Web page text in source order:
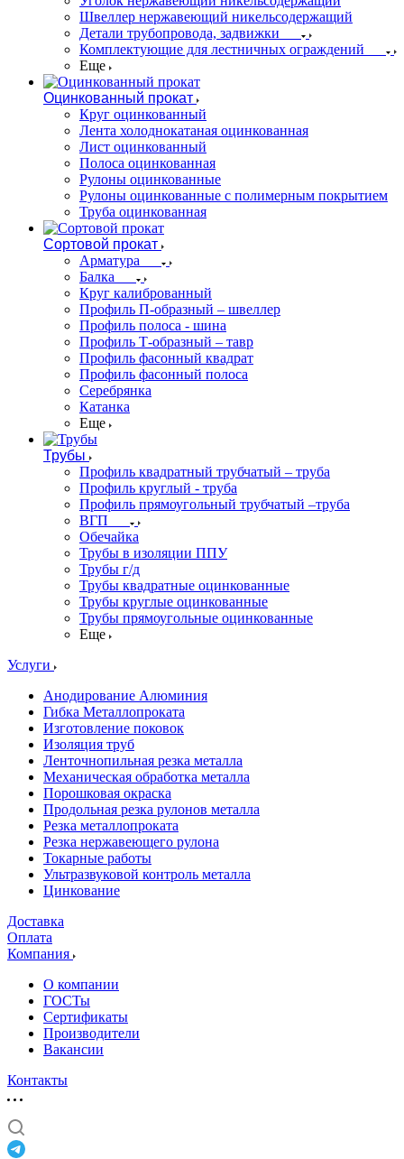
Швеллер нержавеющий никельсодержащий
Детали трубопровода, задвижки
Комплектующие для лестничных ограждений
Еще
Оцинкованный прокат
Круг оцинкованный
Лента холоднокатаная оцинкованная
Лист оцинкованный
Полоса оцинкованная
Рулоны оцинкованные
Рулоны оцинкованные с полимерным покрытием
Труба оцинкованная
Сортовой прокат
Арматура
Балка
Круг калиброванный
Профиль П-образный – швеллер
Профиль полоса - шина
Профиль Т-образный – тавр
Профиль фасонный квадрат
Профиль фасонный полоса
Серебрянка
Катанка
Еще
Трубы
Профиль квадратный трубчатый – труба
Профиль круглый - труба
Профиль прямоугольный трубчатый –труба
ВГП
Обечайка
Трубы в изоляции ППУ
Трубы г/д
Трубы квадратные оцинкованные
Трубы круглые оцинкованные
Трубы прямоугольные оцинкованные
Еще
Услуги
Анодирование Алюминия
Гибка Металлопроката
Изготовление поковок
Изоляция труб
Ленточнопильная резка металла
Механическая обработка металла
Порошковая окраска
Продольная резка рулонов металла
Резка металлопроката
Резка нержавеющего рулона
Токарные работы
Ультразвуковой контроль металла
Цинкование
Доставка
Оплата
Компания
О компании
ГОСТы
Сертификаты
Производители
Вакансии
Контакты